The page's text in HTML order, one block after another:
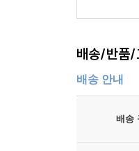
______쿼리
______쿼리
______쿼리
______쿼리
______쿼리
____쿼리 셋
배송/반품/
배송 안내
배송